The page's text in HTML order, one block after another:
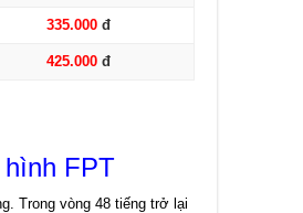
335.000 đ
425.000 đ
FPT
Trong vòng 48 tiếng trở lại